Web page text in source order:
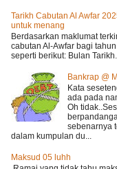
Tarikh Cabutan Al Awfar
untuk menang
Berdasarkan maklumat
cabutan Al-Awfar bagi
seperti berikut: Bulan
Bankrap @
Kata
ada pada
Oh
sebenarnya
dalam kumpulan du...
Maksud 05 luhh